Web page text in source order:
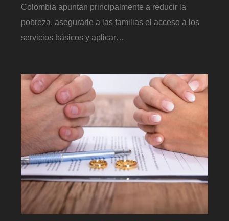
Colombia apuntan principalmente a reducir la
pobreza, asegurarle a las familias el acceso a los
servicios básicos y aplicar…